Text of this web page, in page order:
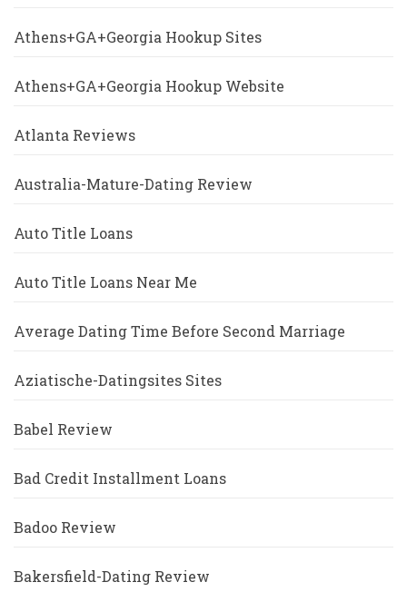
Athens+GA+Georgia Hookup Sites
Athens+GA+Georgia Hookup Website
Atlanta Reviews
Australia-Mature-Dating Review
Auto Title Loans
Auto Title Loans Near Me
Average Dating Time Before Second Marriage
Aziatische-Datingsites Sites
Babel Review
Bad Credit Installment Loans
Badoo Review
Bakersfield-Dating Review